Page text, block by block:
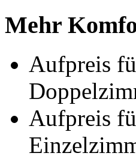
Mehr
Aufpreis
Aufpreis